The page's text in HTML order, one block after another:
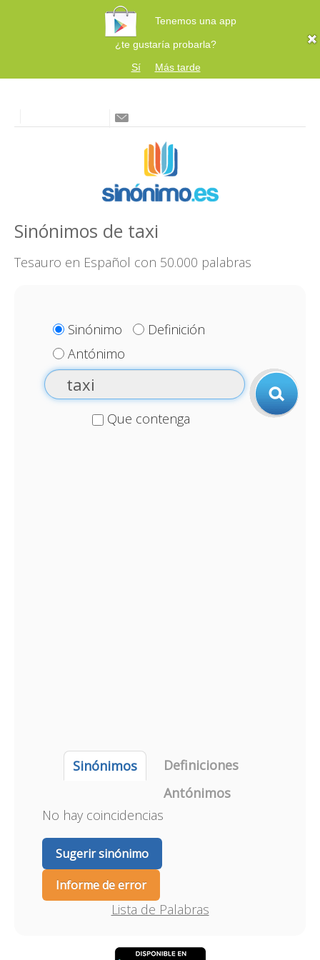
Tenemos una app
¿te gustaría probarla?
Sí
Más tarde
Sinónimos de taxi
Tesauro en Español con 50.000 palabras
Sinónimo
Definición
Antónimo
Que contenga
Sinónimos
Definiciones
Antónimos
No hay coincidencias
Sugerir sinónimo
Informe de error
Lista de Palabras